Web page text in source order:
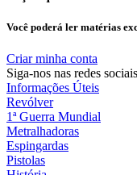
Você poderá ler matérias
Criar minha conta
Siga-nos nas redes sociais
Informações Úteis
Revólver
1ª Guerra Mundial
Metralhadoras
Espingardas
Pistolas